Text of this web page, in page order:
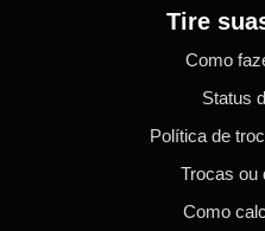
Tire
Como
Status
Política de
Trocas ou
Como